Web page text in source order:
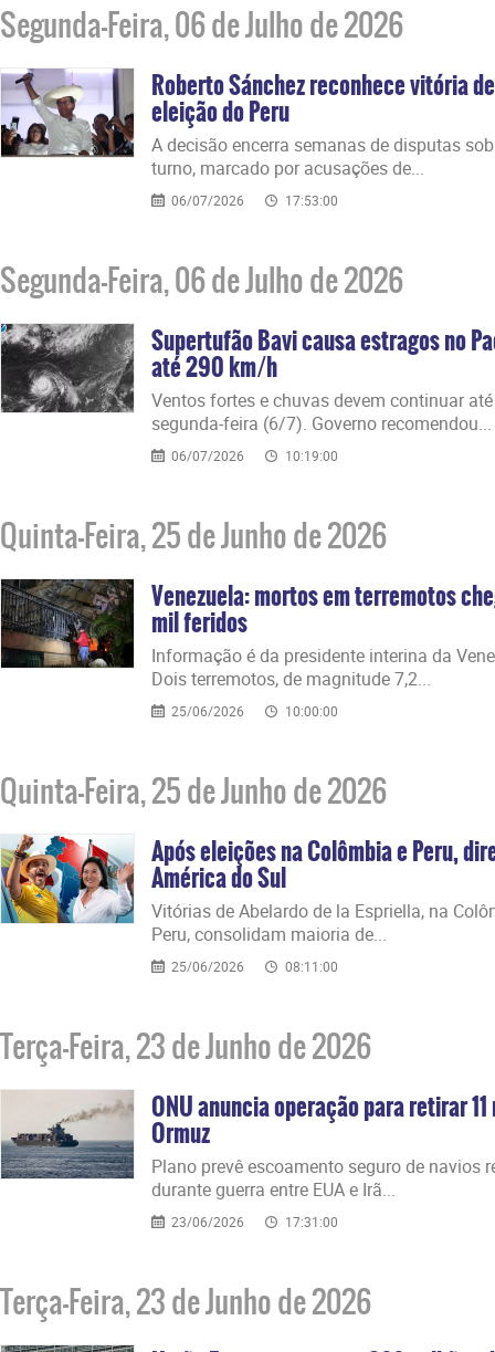
Segunda-Feira, 06 de Julho de 2026
Roberto Sánchez reconhece vitória
eleição do Peru
A decisão encerra semanas de disputas
turno, marcado por acusações de...
06/07/2026 17:53:00
Segunda-Feira, 06 de Julho de 2026
Supertufão Bavi causa estragos no
até 290 km/h
Ventos fortes e chuvas devem continuar
segunda-feira (6/7). Governo recomendou...
06/07/2026 10:19:00
Quinta-Feira, 25 de Junho de 2026
Venezuela: mortos em terremotos
mil feridos
Informação é da presidente interina da
Dois terremotos, de magnitude 7,2...
25/06/2026 10:00:00
Quinta-Feira, 25 de Junho de 2026
Após eleições na Colômbia e Peru,
América do Sul
Vitórias de Abelardo de la Espriella, na
Peru, consolidam maioria de...
25/06/2026 08:11:00
Terça-Feira, 23 de Junho de 2026
ONU anuncia operação para retirar
Ormuz
Plano prevê escoamento seguro de navios
durante guerra entre EUA e Irã...
23/06/2026 17:31:00
Terça-Feira, 23 de Junho de 2026